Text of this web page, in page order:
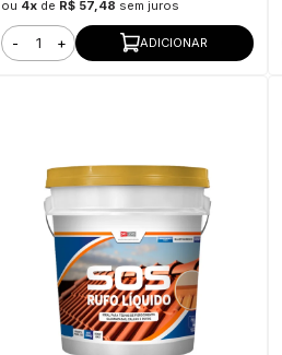
ou 4x de R$ 57,48 sem juros
- + ADICIONAR